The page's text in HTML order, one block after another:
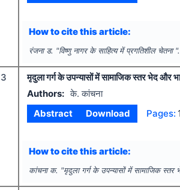
How to cite this article:
रंजना ड. "विष्णु नागर के साहित्य में प्रगतिशील चेतना
3
मृदुला गर्ग के उपन्यासों में सामाजिक स्तर भेद और
Authors: के. कांचना
Abstract
Download Pages:
How to cite this article:
कांचना क. "मृदुला गर्ग के उपन्यासों में सामाजिक स्तर